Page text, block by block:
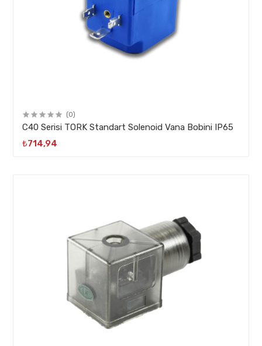
(0)
C40 Serisi TORK Standart Solenoid Vana Bobini IP65
₺714,94